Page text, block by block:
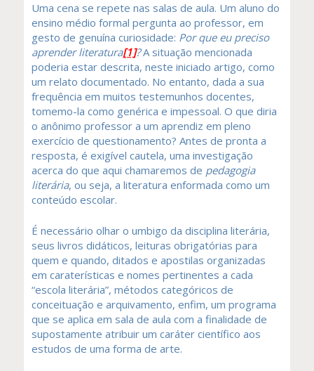
Uma cena se repete nas salas de aula. Um aluno do
ensino médio formal pergunta ao professor, em
gesto de genuína curiosidade: Por que eu preciso
aprender literatura[1]?A situação mencionada
poderia estar descrita, neste iniciado artigo, como
um relato documentado. No entanto, dada a sua
frequência em muitos testemunhos docentes,
tomemo-la como genérica e impessoal. O que diria
o anônimo professor a um aprendiz em pleno
exercício de questionamento? Antes de pronta a
resposta, é exigível cautela, uma investigação
acerca do que aqui chamaremos de pedagogia
literária, ou seja, a literatura enformada como um
conteúdo escolar.
É necessário olhar o umbigo da disciplina literária,
seus livros didáticos, leituras obrigatórias para
quem e quando, ditados e apostilas organizadas
em caraterísticas e nomes pertinentes a cada
“escola literária”, métodos categóricos de
conceituação e arquivamento, enfim, um programa
que se aplica em sala de aula com a finalidade de
supostamente atribuir um caráter científico aos
estudos de uma forma de arte.